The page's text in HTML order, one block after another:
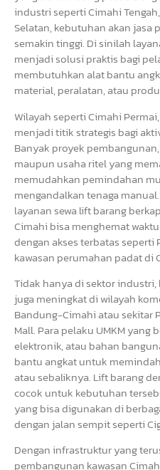
industri seperti Cimahi
Selatan, kebutuhan akan jasa
semakin tinggi. Di sinilah
menjadi solusi praktis bagi
membutuhkan alat bantu
material, peralatan, atau
Wilayah seperti Cimahi
menjadi titik strategis bagi
Banyak proyek
maupun usaha ritel yang
memudahkan pemindahan
mengandalkan tenaga
layanan sewa lift barang
Cimahi bisa menghemat
dengan akses terbatas seperti
kawasan perumahan padat di
Tidak hanya di sektor
juga meningkat di wilayah
Bandung-Cimahi atau sekitar
Mall. Para pelaku UMKM
elektronik, atau bahan
bantu angkat untuk
atau sebaliknya. Lift barang
cocok untuk kebutuhan
yang bisa digunakan di
dengan jalan sempit seperti
Dengan infrastruktur yang
pembangunan kawasan